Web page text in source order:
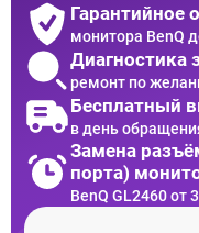
Гарантийное
монитора BenQ
Диагностика
ремонт по
Бесплатный
в день
Замена
порта)
BenQ GL2460 от